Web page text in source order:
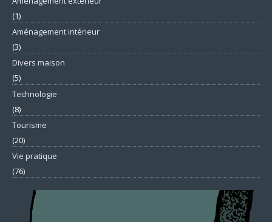
(1)
Aménagement intérieur
(3)
Divers maison
(5)
Technologie
(8)
Tourisme
(20)
Vie pratique
(76)